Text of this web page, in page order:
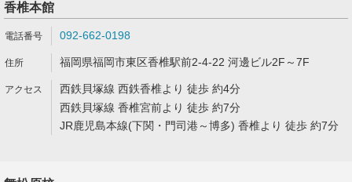
香椎本館
092-662-0198
福岡県福岡市東区香椎駅前2-4-22 河邊ビル2F～7F
西鉄貝塚線 西鉄香椎より 徒歩 約4分
西鉄貝塚線 香椎宮前より 徒歩 約7分
JR鹿児島本線(下関・門司港～博多) 香椎より 徒歩 約7分